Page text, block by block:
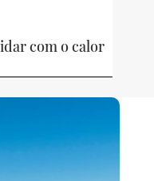
com o calor